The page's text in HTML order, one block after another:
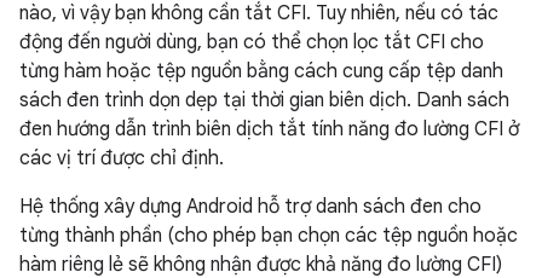
nào, vì vậy bạn không cần tắt CFI. Tuy nhiên, nếu có tác
động đến người dùng, bạn có thể chọn lọc tắt CFI cho
từng hàm hoặc tệp nguồn bằng cách cung cấp tệp danh
sách đen trình dọn dẹp tại thời gian biên dịch. Danh sách
đen hướng dẫn trình biên dịch tắt tính năng đo lường CFI ở
các vị trí được chỉ định.
Hệ thống xây dựng Android hỗ trợ danh sách đen cho
từng thành phần (cho phép bạn chọn các tệp nguồn hoặc
hàm riêng lẻ sẽ không nhận được khả năng đo lường CFI)